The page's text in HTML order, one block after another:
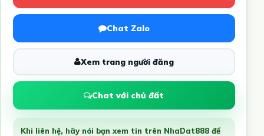
Chat Zalo
Xem trang người đăng
Chat với chủ đất
Khi liên hệ, hãy nói bạn xem tin trên NhaDat888 để